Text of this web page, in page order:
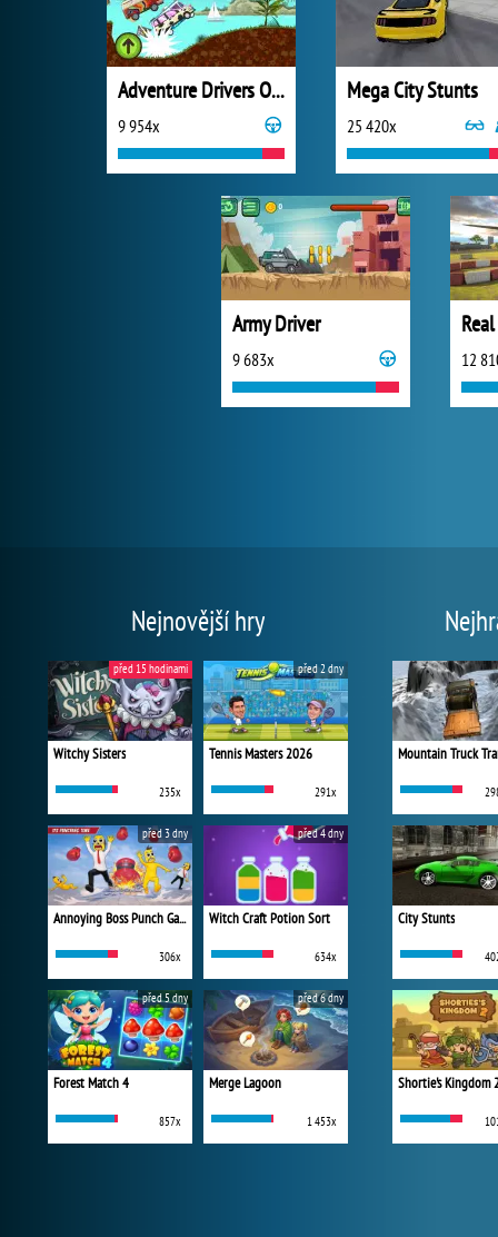
Adventure Drivers Online
9 954x
Mega City Stunts
25 420x
Army Driver
9 683x 12
Nejnovější hry
Witchy Sisters
235x
před 15 hodinami
Tennis Masters 2026
291x
před 2 dny
Annoying Boss Punch Game
306x
před 3 dny
Witch Craft Potion Sort
634x
před 4 dny
Forest Match 4
857x
před 5 dny
Merge Lagoon
1 453x
před 6 dny
Mountain Truck
City Stunts
Shortie's Kingdom